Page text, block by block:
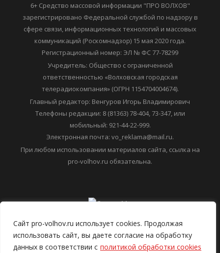
Сайт pro-volhov.ru использует cookies. Продолжая
использовать сайт, вы даете согласие на обработку
данных в соответствии с политикой обработки cookies
6+ Средство массовой информации "ПРО ВОЛХОВ"
зарегистрировано Федеральной службой по надзору в
сфере связи, информационных технологий и массовых
коммуникаций (Роскомнадзор) 15 мая 2020 года.
Регистрационный номер: ЭЛ № ФС 77-78299
Учредитель: Общество с ограниченной
ответственностью «Волховская городская
телерадиокомпания» (ОГРН 1154704004674).
Главный редактор: Венгуров Игорь Владимирович
Телефоны редакции: 8 (81363) 78-404, 73-347, или
мобильный: 921-44-22-999.
Электронная почта: vo_reklama@mail.ru.
При любом использовании материалов сайта, ссылка на
pro-volhov.ru обязательна.